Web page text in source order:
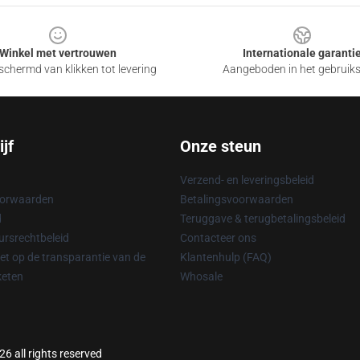
Winkel met vertrouwen
van klikken tot levering
Internationale
Aangeboden in het
op de transparantie van de
Onze steun
Verzend- en leveringsbeleid
Betalingsvoorwaarden
Teruggave & terugbetalingsbeleid
Contacteer ons
Klantenhulp (FAQ)
Whosale
all rights reserved